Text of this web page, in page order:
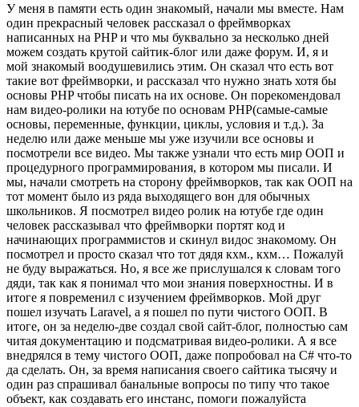
У меня в памяти есть один знакомый, начали мы вместе. Нам
один прекрасный человек рассказал о фреймворках
написанных на PHP и что мы буквально за несколько дней
можем создать крутой сайтик-блог или даже форум. И, я и
мой знакомый воодушевились этим. Он сказал что есть вот
такие вот фреймворки, и рассказал что нужно знать хотя бы
основы PHP чтобы писать на их основе. Он порекомендовал
нам видео-ролики на ютубе по основам PHP(самые-самые
основы, переменные, функции, циклы, условия и т.д.). За
неделю или даже меньше мы уже изучили все основы и
посмотрели все видео. Мы также узнали что есть мир ООП и
процедурного программирования, в котором мы писали. И
мы, начали смотреть на сторону фреймворков, так как ООП на
тот момент было из ряда выходящего вон для обычных
школьников. Я посмотрел видео ролик на ютубе где один
человек рассказывал что фреймворки портят код и
начинающих программистов и скинул видос знакомому. Он
посмотрел и просто сказал что тот дядя кхм., кхм… Пожалуй
не буду выражаться. Но, я все же прислушался к словам того
дяди, так как я понимал что мои знания поверхностны. И в
итоге я повременил с изучением фреймворков. Мой друг
пошел изучать Laravel, а я пошел по пути чистого ООП. В
итоге, он за неделю-две создал свой сайт-блог, полностью сам
читая документацию и подсматривая видео-ролики. А я все
внедрялся в тему чистого ООП, даже попробовал на C# что-то
да сделать. Он, за время написания своего сайтика тысячу и
один раз спрашивал банальные вопросы по типу что такое
объект, как создавать его инстанс, помоги пожалуйста